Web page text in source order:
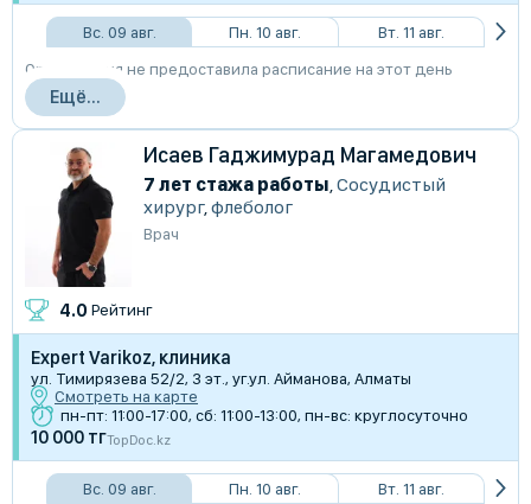
Вс. 09 авг. Пн. 10 авг.
Вт. 11 авг.
Организация не предоставила расписание на этот день
Ещё...
Исаев Гаджимурад Магамедович
7 лет стажа работы,Сосудистый
хирург,флеболог
Врач
4.0 Рейтинг
Expert Varikoz, клиника
ул. Тимирязева 52/2, 3 эт., уг.ул. Айманова, Алматы
Смотреть на карте
пн-пт: 11:00-17:00, сб: 11:00-13:00, пн-вс: круглосуточно
10 000 тгTopDoc.kz
Вс. 09 авг. Пн. 10 авг. Вт. 11 авг.